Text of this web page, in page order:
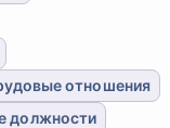
отношения
должности